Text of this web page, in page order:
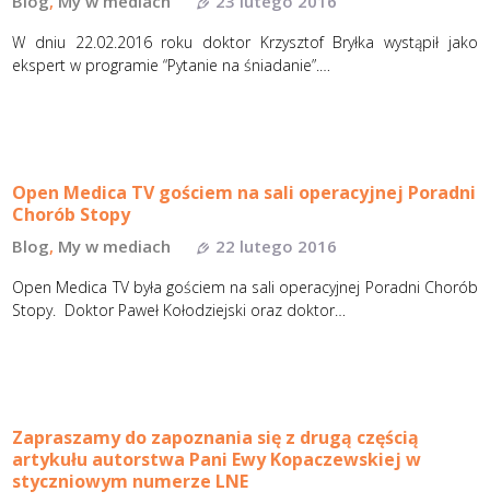
W dniu 22.02.2016 roku doktor Krzysztof Bryłka wystąpił jako
ekspert w programie “Pytanie na śniadanie”.…
Open Medica TV gościem na sali operacyjnej Poradni
Chorób Stopy
Blog, My w mediach 22 lutego 2016
Open Medica TV była gościem na sali operacyjnej Poradni Chorób
Stopy. Doktor Paweł Kołodziejski oraz doktor…
Zapraszamy do zapoznania się z drugą częścią
artykułu autorstwa Pani Ewy Kopaczewskiej w
styczniowym numerze LNE